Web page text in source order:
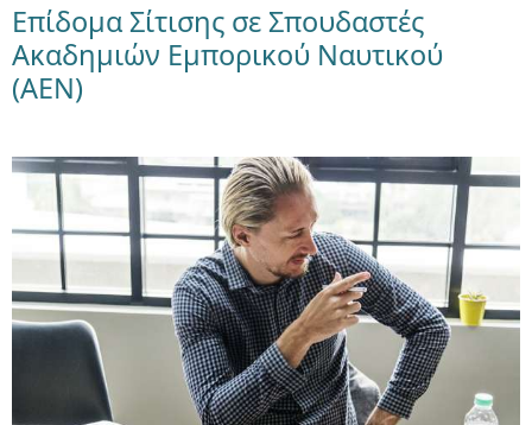
Επίδομα Σίτισης σε Σπουδαστές
Ακαδημιών Εμπορικού Ναυτικού
(ΑΕΝ)